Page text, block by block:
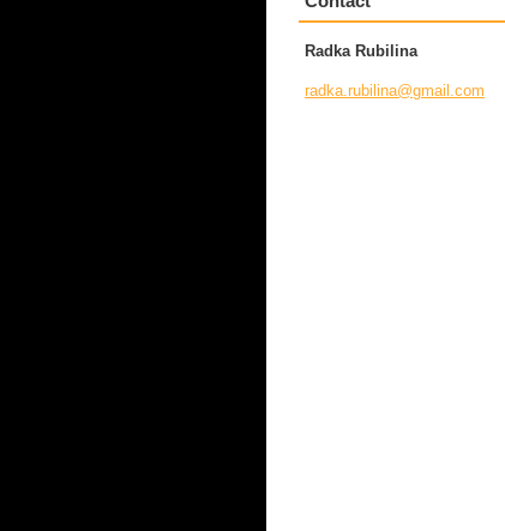
Radka Rubilina
radka.rubilina@gmail.com